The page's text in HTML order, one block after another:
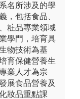
名所涉及的學
，包括食品、
粧品專業領域
學門，培育具
物技術為基
育保健營養生
業人才為宗
展食品營養及
妝品重點課